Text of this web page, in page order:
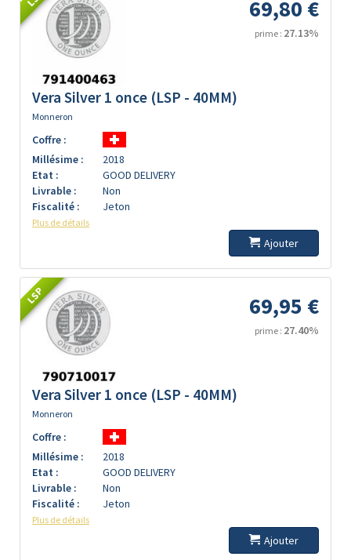
69,80 €
prime : 27.13%
Vera Silver 1 once (LSP - 40MM)
Monneron
Coffre :
Millésime :
2018
Etat :
GOOD DELIVERY
Livrable :
Non
Fiscalité :
Jeton
Plus de détails
Ajouter
LSP 69,95 €
prime : 27.40%
Vera Silver 1 once (LSP - 40MM)
Monneron
Coffre :
Millésime :
2018
Etat :
GOOD DELIVERY
Livrable :
Non
Fiscalité :
Jeton
Plus de détails
Ajouter